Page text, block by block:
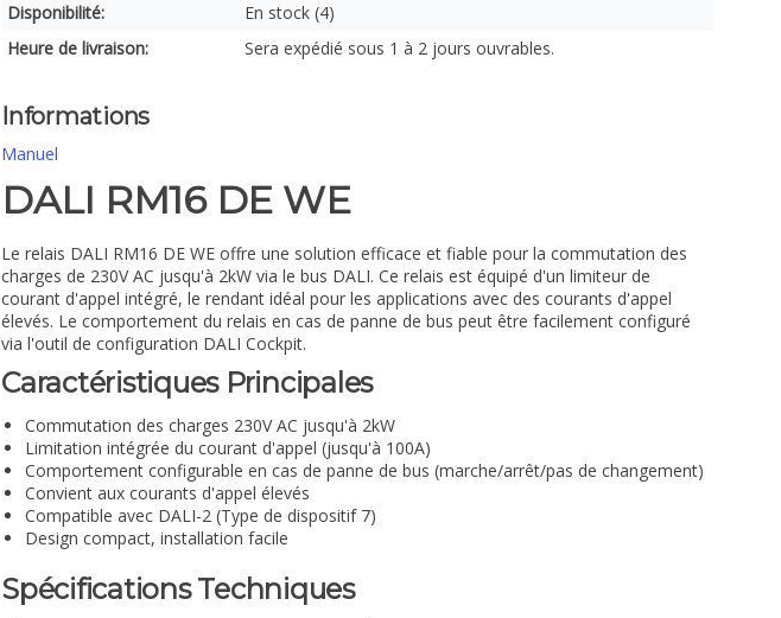
Disponibilité:
En stock (4)
Heure de livraison:
Sera expédié sous 1 à 2 jours ouvrables.
Informations
Manuel
DALI RM16 DE WE
Le relais DALI RM16 DE WE offre une solution efficace et fiable pour la commutation des
charges de 230V AC jusqu'à 2kW via le bus DALI. Ce relais est équipé d'un limiteur de
courant d'appel intégré, le rendant idéal pour les applications avec des courants d'appel
élevés. Le comportement du relais en cas de panne de bus peut être facilement configuré
via l'outil de configuration DALI Cockpit.
Caractéristiques Principales
Commutation des charges 230V AC jusqu'à 2kW
Limitation intégrée du courant d'appel (jusqu'à 100A)
Comportement configurable en cas de panne de bus (marche/arrêt/pas de changement)
Convient aux courants d'appel élevés
Compatible avec DALI-2 (Type de dispositif 7)
Design compact, installation facile
Spécifications Techniques